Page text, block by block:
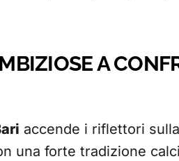
A
accende i riflettori sulla
una forte tradizione